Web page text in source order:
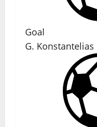
Goal
G. Konstantelias